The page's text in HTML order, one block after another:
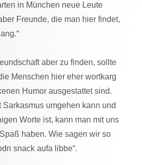
in München neue Leute
Freunde, die man hier findet,
aber zu finden, sollte
Menschen hier eher wortkarg
Humor ausgestattet sind.
umgehen kann und
Worte ist, kann man mit uns
haben. Wie sagen wir so
snack aufa libbe“.